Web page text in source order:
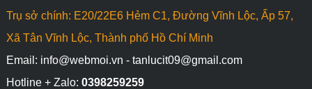
Trụ sở chính: E20/22E6 Hẻm C1, Đường Vĩnh Lộc, Ấp 57,
Xã Tân Vĩnh Lộc, Thành phố Hồ Chí Minh
Email: info@webmoi.vn - tanlucit09@gmail.com
Hotline + Zalo: 0398259259